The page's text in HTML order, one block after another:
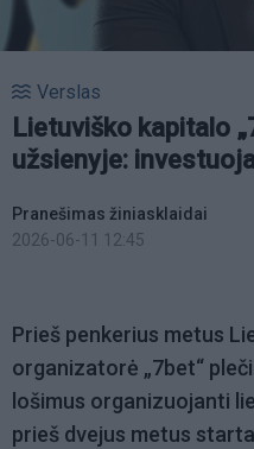
Verslas
Lietuviško kapitalo
užsienyje:
Pranešimas žiniasklaidai
2026-06-11 12:45
Prieš penkerius metus
organizatorė „7bet“
lošimus organizuojanti
prieš dvejus metus